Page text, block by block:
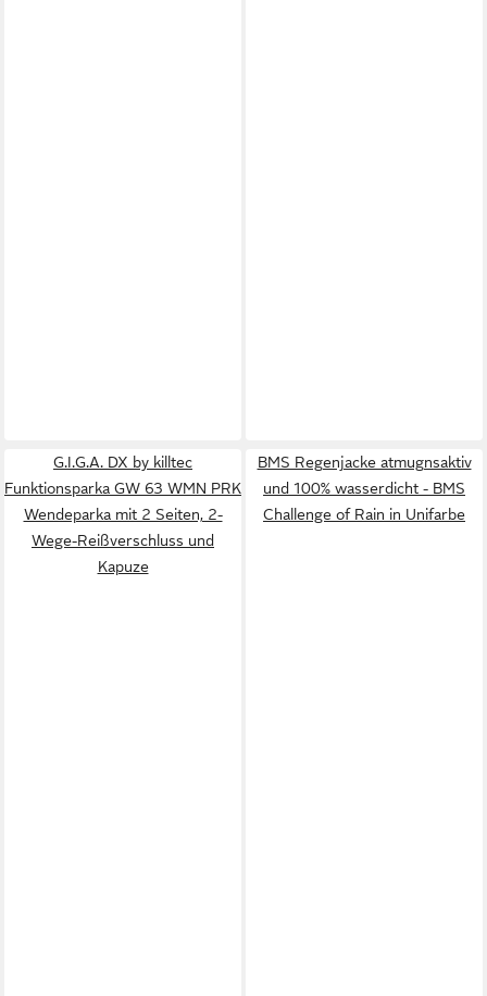
G.I.G.A. DX by killtec
Funktionsparka GW 63 WMN PRK
Wendeparka mit 2 Seiten, 2-
Wege-Reißverschluss und
Kapuze
BMS Regenjacke atmugnsaktiv
und 100% wasserdicht - BMS
Challenge of Rain in Unifarbe